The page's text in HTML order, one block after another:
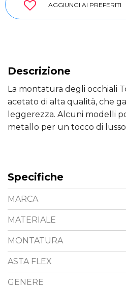
AGGIUNGI AI PREFERITI
Descrizione
La montatura degli occhiali
acetato di alta qualità, che
leggerezza. Alcuni modelli
metallo per un tocco di
Specifiche
MARCA
MATERIALE
MONTATURA
ASTA FLEX
GENERE